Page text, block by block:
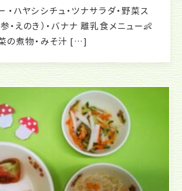
・ハヤシシチュ・ツナサラダ・野菜ス
・えのき）・バナナ 離乳食メニュー👶
菜の煮物・みそ汁 […]